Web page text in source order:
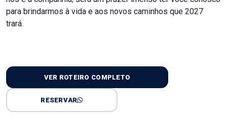
para brindarmos à vida e aos novos caminhos que 2027
trará.
VER ROTEIRO COMPLETO
RESERVAR